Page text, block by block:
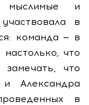
мыслимые и
в
команда — в
что
что
Александра
в